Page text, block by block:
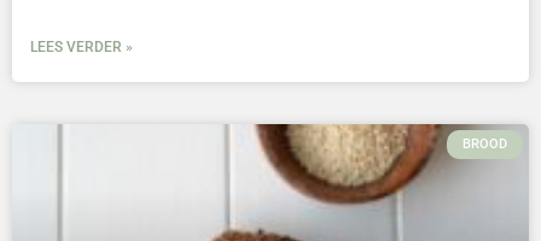
LEES VERDER »
BROOD